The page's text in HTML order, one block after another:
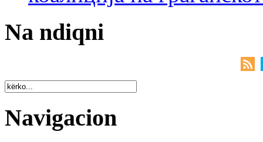
Na ndiqni
Navigacion